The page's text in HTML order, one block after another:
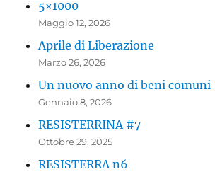
5×1000
Maggio 12, 2026
Aprile di Liberazione
Marzo 26, 2026
Un nuovo anno di beni comuni
Gennaio 8, 2026
RESISTERRINA #7
Ottobre 29, 2025
RESISTERRA n6